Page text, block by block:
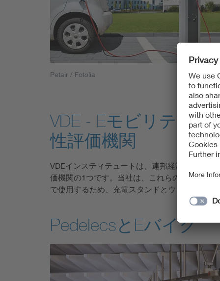
Petair / Fotolia
VDE - Eモビリティ
性評価機関
VDEインスティテュートは、連邦経済技術省
価機関の1つです。当社は、これらの較正法適
で使用するため、充電スタンドとウォールボ
PedelecsとEバイク